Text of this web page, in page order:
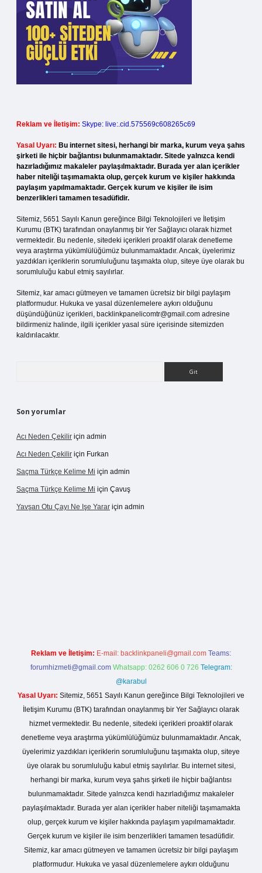
Reklam ve İletişim: Skype: live:.cid.575569c608265c69
Yasal Uyarı: Bu internet sitesi, herhangi bir marka, kurum veya şahıs
şirketi ile hiçbir bağlantısı bulunmamaktadır. Sitede yalnızca kendi
hazırladığımız makaleler paylaşılmaktadır. Burada yer alan içerikler
haber niteliği taşımamakta olup, gerçek kurum ve kişiler hakkında
paylaşım yapılmamaktadır. Gerçek kurum ve kişiler ile isim
benzerlikleri tamamen tesadüfidir.
Sitemiz, 5651 Sayılı Kanun gereğince Bilgi Teknolojileri ve İletişim
Kurumu (BTK) tarafından onaylanmış bir Yer Sağlayıcı olarak hizmet
vermektedir. Bu nedenle, sitedeki içerikleri proaktif olarak denetleme
veya araştırma yükümlülüğümüz bulunmamaktadır. Ancak, üyelerimiz
yazdıkları içeriklerin sorumluluğunu taşımakta olup, siteye üye olarak bu
sorumluluğu kabul etmiş sayılırlar.
Sitemiz, kar amacı gütmeyen ve tamamen ücretsiz bir bilgi paylaşım
platformudur. Hukuka ve yasal düzenlemelere aykırı olduğunu
düşündüğünüz içerikleri, backlinkpanelicomtr@gmail.com adresine
bildirmeniz halinde, ilgili içerikler yasal süre içerisinde sitemizden
kaldırılacaktır.
Son yorumlar
Acı Neden Çekilir için admin
Acı Neden Çekilir için Furkan
Saçma Türkçe Kelime Mi için admin
Saçma Türkçe Kelime Mi için Çavuş
Yavşan Otu Çayı Ne Işe Yarar için admin
Reklam ve İletişim: E-mail: backlinkpaneli@gmail.com Teams:
forumhizmeti@gmail.com Whatsapp: 0262 606 0 726 Telegram:
@karabul
Yasal Uyarı: Sitemiz, 5651 Sayılı Kanun gereğince Bilgi Teknolojileri ve
İletişim Kurumu (BTK) tarafından onaylanmış bir Yer Sağlayıcı olarak
hizmet vermektedir. Bu nedenle, sitedeki içerikleri proaktif olarak
denetleme veya araştırma yükümlülüğümüz bulunmamaktadır. Ancak,
üyelerimiz yazdıkları içeriklerin sorumluluğunu taşımakta olup, siteye
üye olarak bu sorumluluğu kabul etmiş sayılırlar. Bu internet sitesi,
herhangi bir marka, kurum veya şahıs şirketi ile hiçbir bağlantısı
bulunmamaktadır. Sitede yalnızca kendi hazırladığımız makaleler
paylaşılmaktadır. Burada yer alan içerikler haber niteliği taşımamakta
olup, gerçek kurum ve kişiler hakkında paylaşım yapılmamaktadır.
Gerçek kurum ve kişiler ile isim benzerlikleri tamamen tesadüfidir.
Sitemiz, kar amacı gütmeyen ve tamamen ücretsiz bir bilgi paylaşım
platformudur. Hukuka ve yasal düzenlemelere aykırı olduğunu